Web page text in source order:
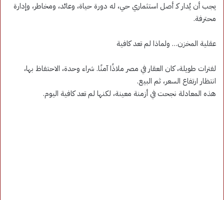
يجب أن يُدار كـ أصل استثماري حي، له دورة حياة، وعائد، ومخاطر، وإدارة
محترفة.
عقلية المخزن… ولماذا لم تعد كافية
لفترات طويلة، كان العقار في مصر ملاذًا آمنًا. شراء وحدة، الاحتفاظ بها،
انتظار ارتفاع السعر، ثم البيع.
هذه المعادلة نجحت في أزمنة معينة، لكنها لم تعد كافية اليوم.